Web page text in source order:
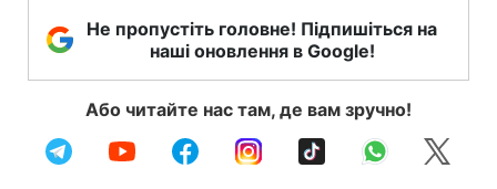
Не пропустіть головне! Підпишіться на
наші оновлення в Google!
Або читайте нас там, де вам зручно!